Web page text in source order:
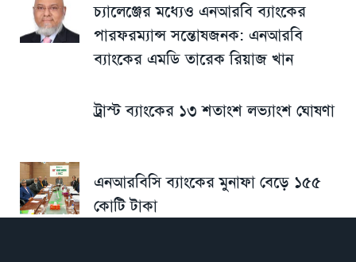
চ্যালেঞ্জের মধ্যেও এনআরবি ব্যাংকের
পারফরম্যান্স সন্তোষজনক: এনআরবি
ব্যাংকের এমডি তারেক রিয়াজ খান
ট্রাস্ট ব্যাংকের ১৩ শতাংশ লভ্যাংশ ঘোষণা
এনআরবিসি ব্যাংকের মুনাফা বেড়ে ১৫৫
কোটি টাকা